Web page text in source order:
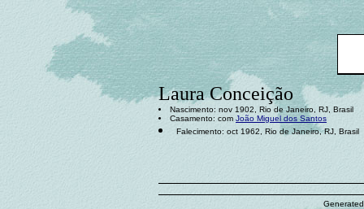
Laura Conceição
Nascimento: nov 1902, Rio de Janeiro, RJ, Brasil
Casamento: com João Miguel dos Santos
Falecimento: oct 1962, Rio de Janeiro, RJ, Brasil